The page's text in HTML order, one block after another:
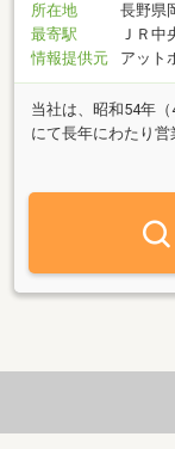
所在地
長野県
最寄駅
ＪＲ中
情報提供元
アット
当社は、昭和54年
にて長年にわたり
貸管理など多岐に
きます近年では、
り組んでおります
る方は多いと思い
気軽にご相談でき
軽な相談窓口とし